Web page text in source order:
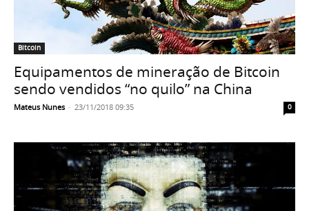
Bitcoin
Equipamentos de mineração de Bitcoin
sendo vendidos “no quilo” na China
Mateus Nunes - 23/11/2018 09:35 0